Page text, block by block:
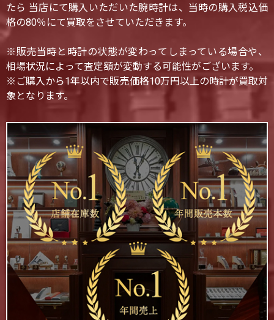
たら 当店にて購入いただいた腕時計は、当時の購入税込価
格の80％にて買取をさせていただきます。
※販売当時と時計の状態が変わってしまっている場合や、
相場状況によって査定額が変動する可能性がございます。
※ご購入から1年以内で販売価格10万円以上の時計が買取対
象となります。